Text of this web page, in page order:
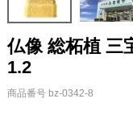
仏像 総柘植 三
1.2
商品番号 bz-0342-8